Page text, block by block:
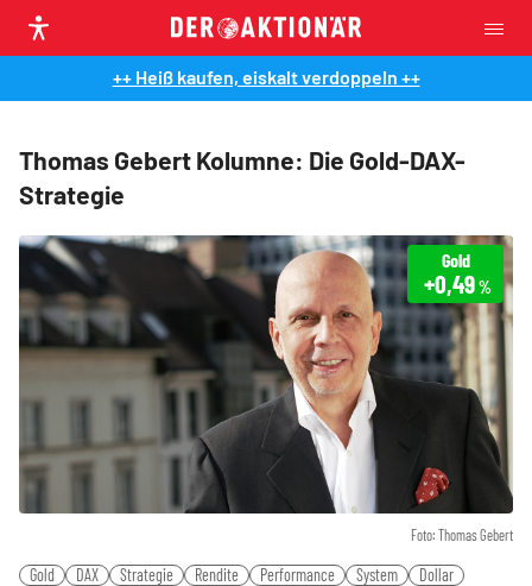
++ Heiß kaufen, eiskalt verdoppeln ++
Thomas Gebert Kolumne: Die Gold-DAX-
Strategie
Foto: Thomas Gebert
Gold
+0,49%
Gold DAX Strategie Rendite Performance System
Dollar